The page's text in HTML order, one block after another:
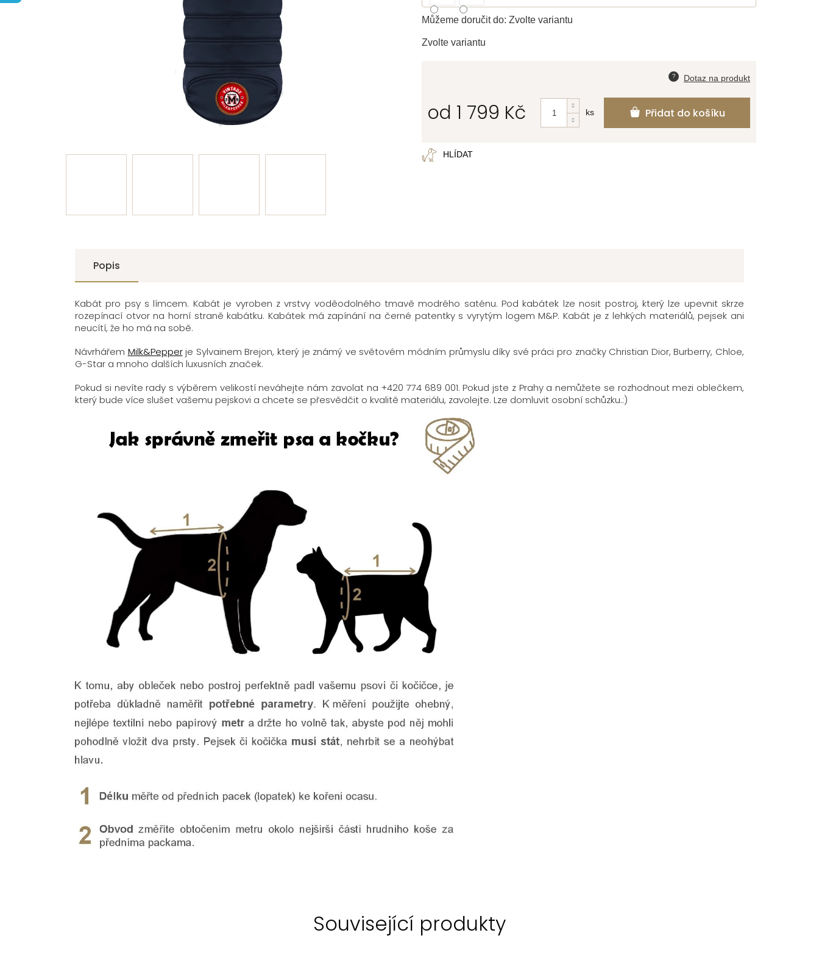
Zvolte variantu
Můžeme doručit do: Zvolte variantu
od 1 799 Kč Přidat do košíku
HLÍDAT
Související produkty
Popis
Kabát pro psy s límcem. Kabát je vyroben z vrstvy voděodolného tmavě modrého saténu. Pod kabátek lze nosit postroj, který lze upevnit skrze
rozepínací otvor na horní straně kabátku. Kabátek má zapínání na černé patentky s vyrytým logem M&P. Kabát je z lehkých materiálů, pejsek ani
neucítí, že ho má na sobě.
Návrhářem Milk&Pepperje Sylvainem Brejon, který je známý ve světovém módním průmyslu díky své práci pro značky Christian Dior, Burberry, Chloe,
G-Star a mnoho dalších luxusních značek.
Pokud si nevíte rady s výběrem velikostí neváhejte nám zavolat na +420 774 689 001. Pokud jste z Prahy a nemůžete se rozhodnout mezi oblečkem,
který bude více slušet vašemu pejskovi a chcete se přesvědčit o kvalitě materiálu, zavolejte. Lze domluvit osobní schůzku.:)